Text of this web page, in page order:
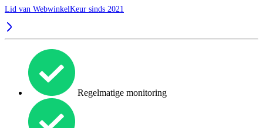
Lid van WebwinkelKeur sinds 2021
Regelmatige monitoring